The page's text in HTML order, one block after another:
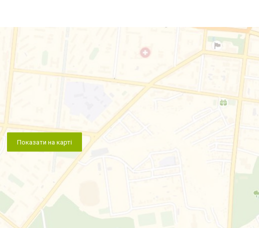
Показати на карті